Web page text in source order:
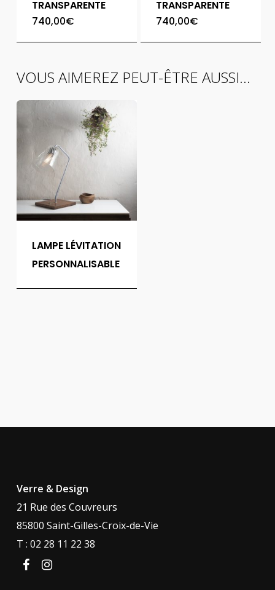
TRANSPARENTE
740,00€
TRANSPARENTE
740,00€
VOUS AIMEREZ PEUT-ÊTRE AUSSI…
LAMPE LÉVITATION
PERSONNALISABLE
Verre & Design
21 Rue des Couvreurs
85800 Saint-Gilles-Croix-de-Vie
T : 02 28 11 22 38
facebookinstagram